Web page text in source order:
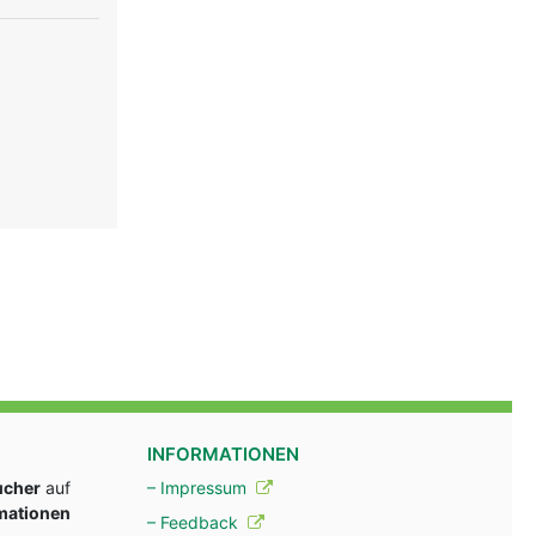
auf
INFORMATIONEN
– Impressum
– Feedback